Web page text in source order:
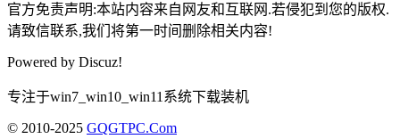
官方免责声明:本站内容来自网友和互联网.若侵犯到您的版权.
请致信联系,我们将第一时间删除相关内容!
Powered by Discuz!
专注于win7_win10_win11系统下载装机
© 2010-2025 GQGTPC.Com